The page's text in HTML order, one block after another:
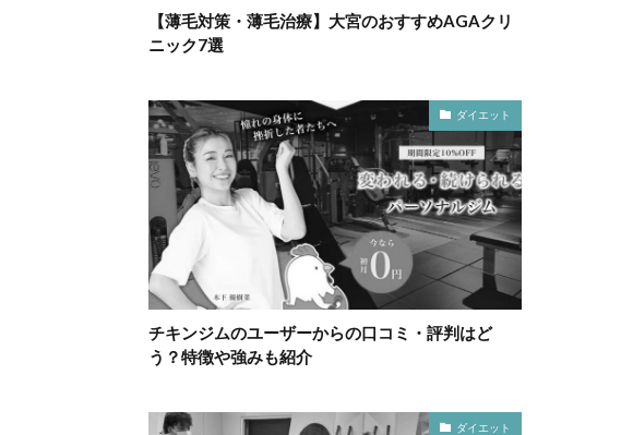
【薄毛対策・薄毛治療】大宮のおすすめAGAクリ
ニック7選
ダイエット
チキンジムのユーザーからの口コミ・評判はど
う？特徴や強みも紹介
ダイエット